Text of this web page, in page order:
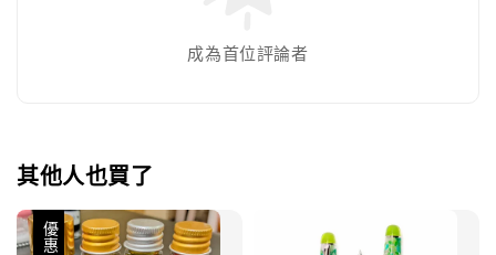
成為首位評論者
其他人也買了
優惠